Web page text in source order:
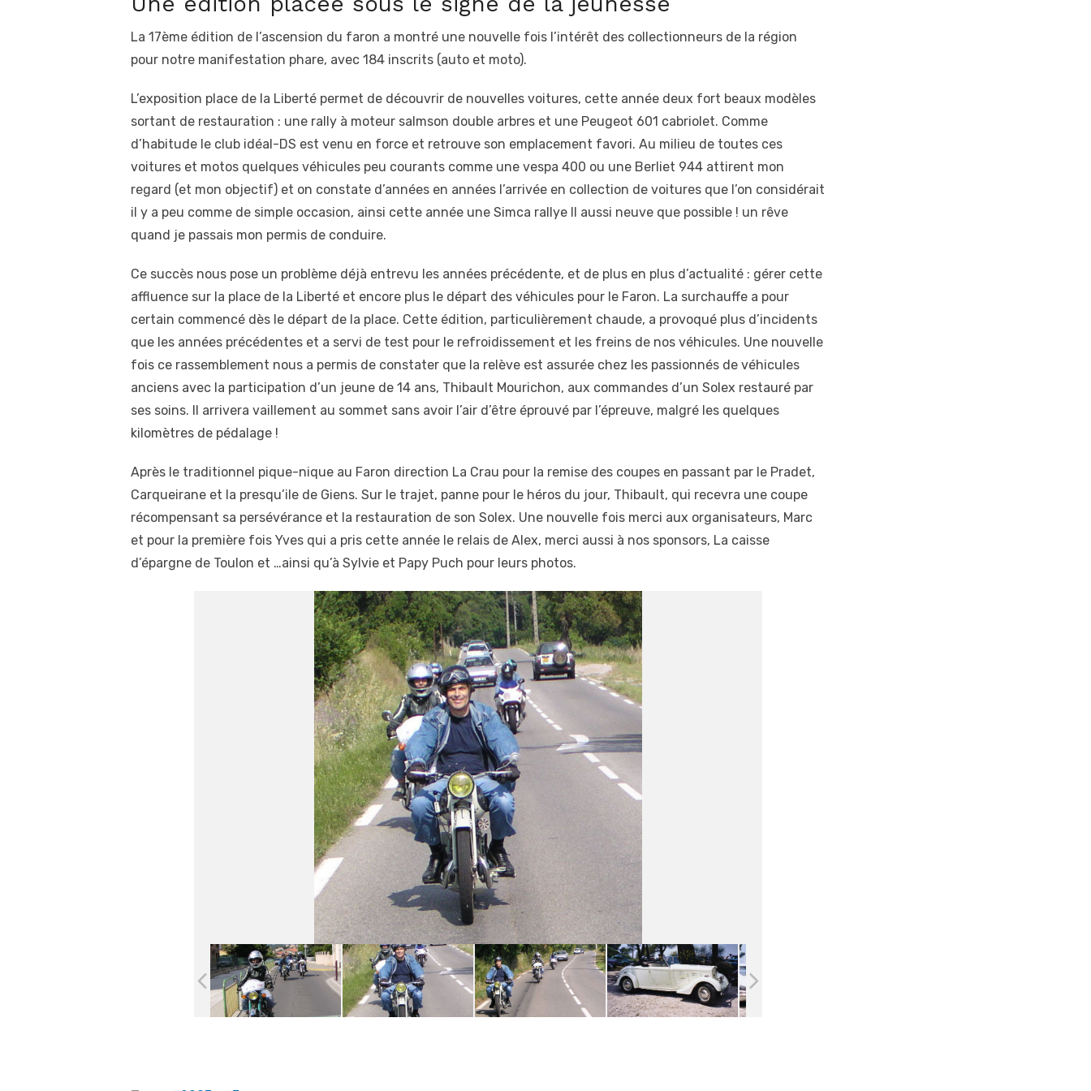
La 17ème édition de l’ascension du faron a montré une nouvelle fois l’intérêt des collectionneurs de la région
pour notre manifestation phare, avec 184 inscrits (auto et moto).
L’exposition place de la Liberté permet de découvrir de nouvelles voitures, cette année deux fort beaux modèles
sortant de restauration : une rally à moteur salmson double arbres et une Peugeot 601 cabriolet. Comme
d’habitude le club idéal-DS est venu en force et retrouve son emplacement favori. Au milieu de toutes ces
voitures et motos quelques véhicules peu courants comme une vespa 400 ou une Berliet 944 attirent mon
regard (et mon objectif) et on constate d’années en années l’arrivée en collection de voitures que l’on considérait
il y a peu comme de simple occasion, ainsi cette année une Simca rallye II aussi neuve que possible ! un rêve
quand je passais mon permis de conduire.
Ce succès nous pose un problème déjà entrevu les années précédente, et de plus en plus d’actualité : gérer cette
affluence sur la place de la Liberté et encore plus le départ des véhicules pour le Faron. La surchauffe a pour
certain commencé dès le départ de la place. Cette édition, particulièrement chaude, a provoqué plus d’incidents
que les années précédentes et a servi de test pour le refroidissement et les freins de nos véhicules. Une nouvelle
fois ce rassemblement nous a permis de constater que la relève est assurée chez les passionnés de véhicules
anciens avec la participation d’un jeune de 14 ans, Thibault Mourichon, aux commandes d’un Solex restauré par
ses soins. Il arrivera vaillement au sommet sans avoir l’air d’être éprouvé par l’épreuve, malgré les quelques
kilomètres de pédalage !
Après le traditionnel pique-nique au Faron direction La Crau pour la remise des coupes en passant par le Pradet,
Carqueirane et la presqu’ile de Giens. Sur le trajet, panne pour le héros du jour, Thibault, qui recevra une coupe
récompensant sa persévérance et la restauration de son Solex. Une nouvelle fois merci aux organisateurs, Marc
et pour la première fois Yves qui a pris cette année le relais de Alex, merci aussi à nos sponsors, La caisse
d’épargne de Toulon et …ainsi qu’à Sylvie et Papy Puch pour leurs photos.